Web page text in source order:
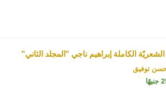
الشعريّة الكاملة إبراهيم ناجي "المجلد الثاني"
توفيق